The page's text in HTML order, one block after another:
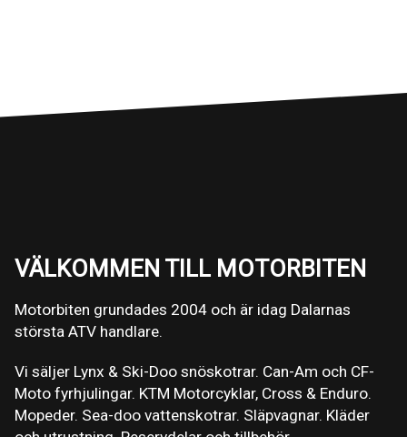
VÄLKOMMEN TILL MOTORBITEN
Motorbiten grundades 2004 och är idag Dalarnas
största ATV handlare.
Vi säljer Lynx & Ski-Doo snöskotrar. Can-Am och CF-
Moto fyrhjulingar. KTM Motorcyklar, Cross & Enduro.
Mopeder. Sea-doo vattenskotrar. Släpvagnar. Kläder